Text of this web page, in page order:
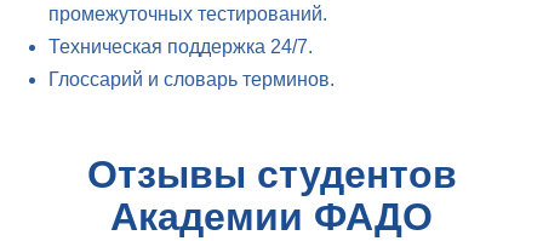
промежуточных тестирований.
Техническая поддержка 24/7.
Глоссарий и словарь терминов.
Отзывы студентов
Академии ФАДО